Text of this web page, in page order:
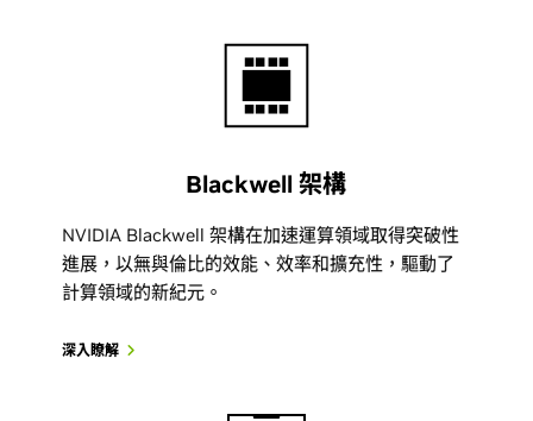
Blackwell 架構
NVIDIA Blackwell 架構在加速運算領域取得突破性
進展，以無與倫比的效能、效率和擴充性，驅動了
計算領域的新紀元。
深入瞭解